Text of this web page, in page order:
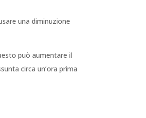
una diminuzione
può aumentare il
circa un’ora prima